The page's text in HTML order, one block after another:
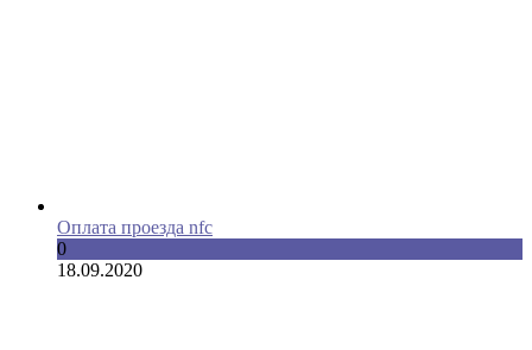
Оплата проезда nfc
0
18.09.2020